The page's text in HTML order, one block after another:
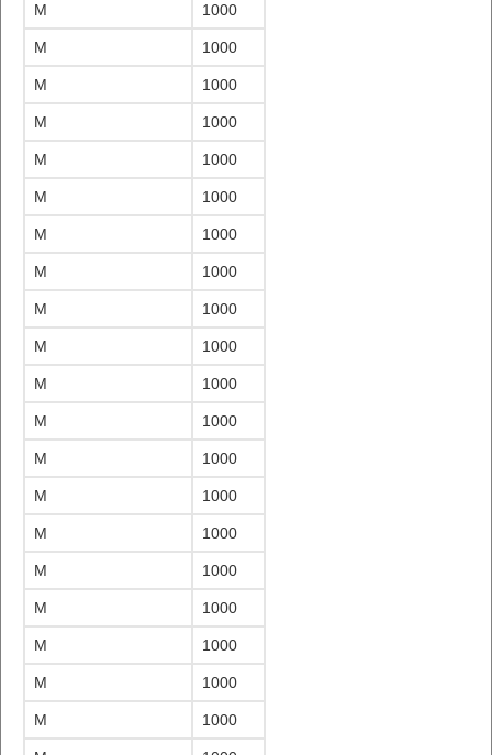
M 1000
M 1000
M 1000
M 1000
M 1000
M 1000
M 1000
M 1000
M 1000
M 1000
M 1000
M 1000
M 1000
M 1000
M 1000
M 1000
M 1000
M 1000
M 1000
M 1000